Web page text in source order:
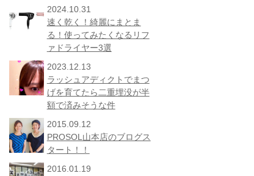
2024.10.31
速く乾く！綺麗にまとま
る！使ってみたくなるリフ
ァドライヤー3選
2023.12.13
ラッシュアディクトでまつ
げを育てたら二重埋没が半
額で済みそうな件
2015.09.12
PROSOL山本店のブログス
タート！！
2016.01.19